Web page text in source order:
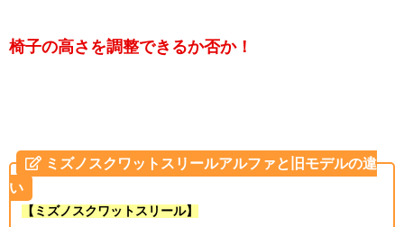
椅子の高さを調整できるか否か！
ミズノスクワットスリールアルファと旧モデルの違
い
【ミズノスクワットスリール】